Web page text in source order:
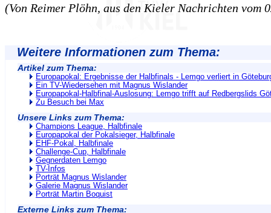
(Von Reimer Plöhn, aus den Kieler Nachrichten vom
Weitere Informationen zum Thema:
Artikel zum Thema:
Europapokal: Ergebnisse der Halbfinals - Lemgo verliert in
Ein TV-Wiedersehen mit Magnus Wislander
Europapokal-Halbfinal-Auslosung: Lemgo trifft auf Redbergslids
Zu Besuch bei Max
Unsere Links zum Thema:
Champions League, Halbfinale
Europapokal der Pokalsieger, Halbfinale
EHF-Pokal, Halbfinale
Challenge-Cup, Halbfinale
Gegnerdaten Lemgo
TV-Infos
Porträt Magnus Wislander
Galerie Magnus Wislander
Porträt Martin Boquist
Externe Links zum Thema: